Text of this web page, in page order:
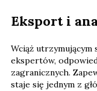
Eksport i
Wciąż
ekspertów,
zagranicznych.
staje się jednym z